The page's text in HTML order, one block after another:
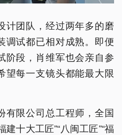
计团队，经过两年多的磨
调试都已相对成熟。即便
阶段，肖维军也会亲自参
望每一支镜头都能最大限
有限公司总工程师，全国
十大工匠”“八闽工匠”“福